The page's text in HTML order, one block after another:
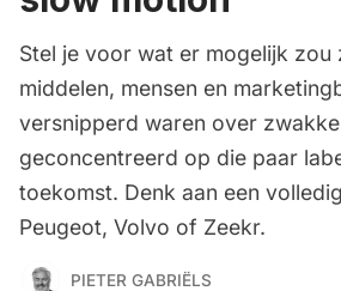
Stel je voor wat er mogelijk zou
middelen, mensen en
versnipperd waren over
geconcentreerd op die paar
toekomst. Denk aan een
Peugeot, Volvo of Zeekr.
PIETER GABRIËLS